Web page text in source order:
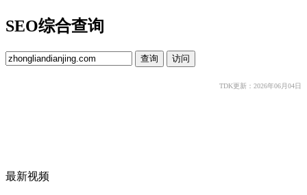
SEO综合查询
TDK更新：2026年06月04日
最新视频